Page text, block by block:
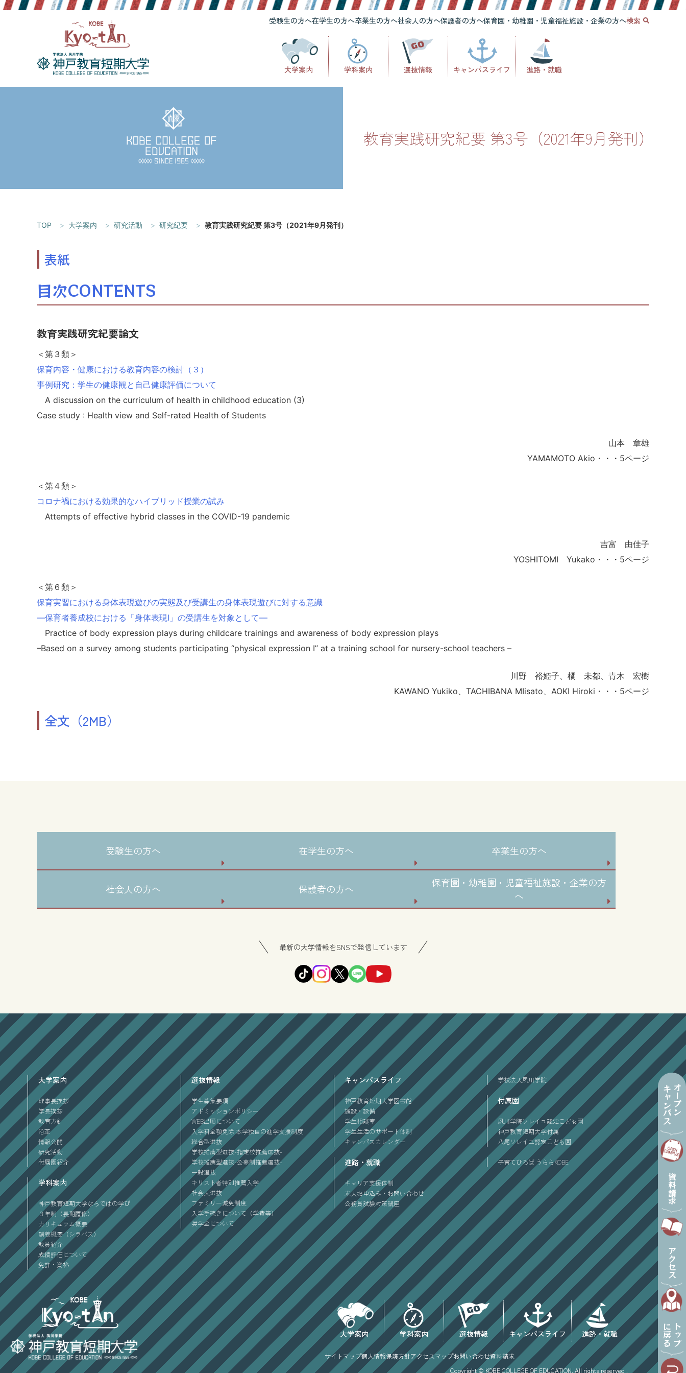
Skip
to
受験生の方へ在学生の方へ卒業生の方へ社会人の方へ保護者の方へ保育園・幼稚園・児童福祉施設・企業の方へ検索
大学案内 学科案内 選抜情報 キャンパスライフ 進路・就職
教育実践研究紀要 第3号（2021年9月発刊）
TOP 大学案内 研究活動 研究紀要 教育実践研究紀要 第3号（2021年9月発刊）
表紙
目次CONTENTS
教育実践研究紀要論文
＜第３類＞
保育内容・健康における教育内容の検討（３）
事例研究：学生の健康観と自己健康評価について
A discussion on the curriculum of health in childhood education (3)
Case study : Health view and Self-rated Health of Students
山本 章雄
YAMAMOTO Akio・・・5ページ
＜第４類＞
コロナ禍における効果的なハイブリッド授業の試み
Attempts of effective hybrid classes in the COVID-19 pandemic
吉富 由佳子
YOSHITOMI Yukako・・・5ページ
＜第６類＞
保育実習における身体表現遊びの実態及び受講生の身体表現遊びに対する意識
―保育者養成校における「身体表現Ⅰ」の受講生を対象として―
Practice of body expression plays during childcare trainings and awareness of body expression plays
–Based on a survey among students participating “physical expression Ⅰ” at a training school for nursery-school teachers –
川野 裕姫子、橘 未都、青木 宏樹
KAWANO Yukiko、TACHIBANA MIisato、AOKI Hiroki・・・5ページ
全文（2MB）
受験生の方へ 在学生の方へ 卒業生の方へ
社会人の方へ 保護者の方へ
保育園・幼稚園・児童福祉施設・企業の方
へ
最新の大学情報をSNSで発信しています
大学案内
理事長挨拶
学長挨拶
教育方針
沿革
情報公開
研究活動
付属園紹介
学科案内
神戸教育短期大学ならではの学び
３年制（長期履修）
カリキュラム概要
講義概要（シラバス）
教員紹介
成績評価について
免許・資格
選抜情報
学生募集要項
アドミッションポリシー
WEB出願について
入学料全額免除 本学独自の進学支援制度
総合型選抜
学校推薦型選抜-指定校推薦選抜-
学校推薦型選抜-公募制推薦選抜-
一般選抜
キリスト者特別推薦入学
社会人選抜
ファミリー減免制度
入学手続きについて（学費等）
奨学金について
キャンパスライフ
神戸教育短期大学図書館
施設・設備
学生相談室
学生生活のサポート体制
キャンパスカレンダー
進路・就職
キャリア支援体制
求人お申込み・お問い合わせ
公務員試験対策講座
学校法人夙川学院
付属園
夙川学院ソレイユ認定こども園
神戸教育短期大学付属
八尾ソレイユ認定こども園
子育てひろば うららKOBE
大学案内 学科案内 選抜情報 キャンパスライフ 進路・就職
サイトマップ個人情報保護方針アクセスマップお問い合わせ資料請求
Copyright © KOBE COLLEGE OF EDUCATION. All rights reserved .
オープン
キャンパス
資料請求
アクセス
トップ
に戻る